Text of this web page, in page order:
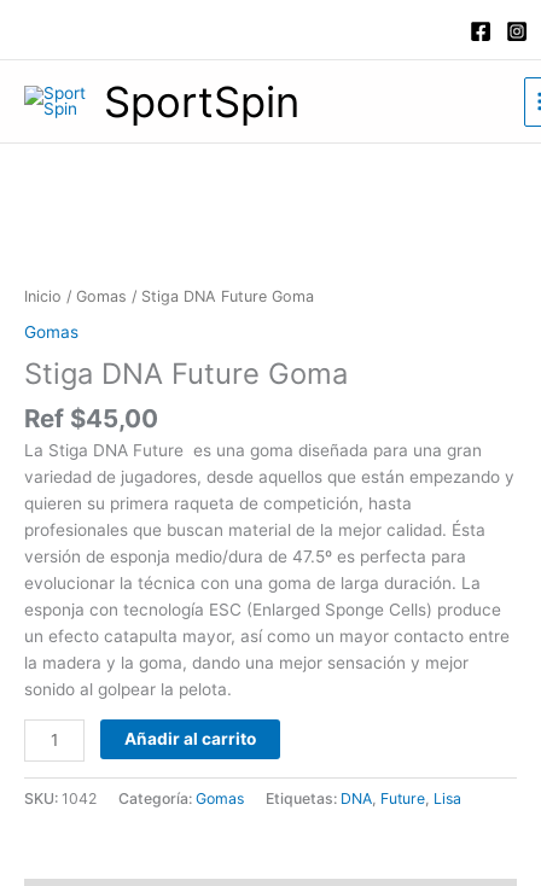
contenido
SportSpin
Inicio / Gomas / Stiga DNA Future Goma
Gomas
Stiga DNA Future Goma
Ref $45,00
La Stiga DNA Future es una goma diseñada para una gran
variedad de jugadores, desde aquellos que están empezando y
quieren su primera raqueta de competición, hasta
profesionales que buscan material de la mejor calidad. Ésta
versión de esponja medio/dura de 47.5º es perfecta para
evolucionar la técnica con una goma de larga duración. La
esponja con tecnología ESC (Enlarged Sponge Cells) produce
un efecto catapulta mayor, así como un mayor contacto entre
la madera y la goma, dando una mejor sensación y mejor
sonido al golpear la pelota.
Añadir al carrito
SKU: 1042 Categoría: Gomas Etiquetas: DNA, Future, Lisa